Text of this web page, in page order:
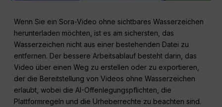
Wenn Sie ein Sora-Video ohne sichtbares Wasserzeichen
herunterladen möchten, ist es am sichersten, das
Wasserzeichen nicht aus einer bestehenden Datei zu
entfernen. Der bessere Arbeitsablauf besteht darin, das
Video über einen Weg zu erstellen oder zu exportieren,
der die Bereitstellung von Videos ohne Wasserzeichen
erlaubt, wobei die AI-Offenlegungspflichten, die
Plattformregeln und die Urheberrechte zu beachten sind.